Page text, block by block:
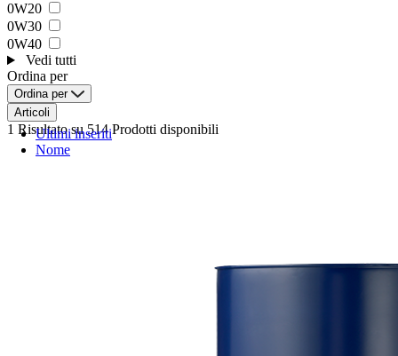
0W20
0W30
0W40
Vedi tutti
Ordina per
Ordina per
Ultimi inseriti
Nome
Articoli
1 Risultatosu 514 Prodotti disponibili